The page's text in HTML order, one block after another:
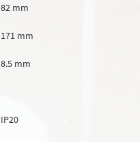
82 mm
171 mm
8.5 mm
IP20